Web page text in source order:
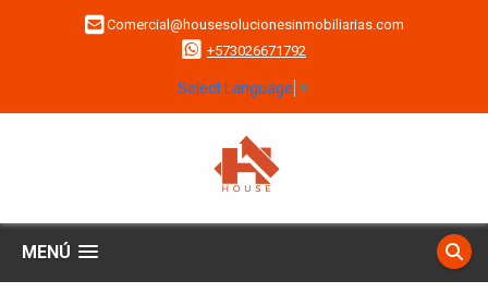
Comercial@housesolucionesinmobiliarias.com
+573026671792
Select Language ▼
MENÚ